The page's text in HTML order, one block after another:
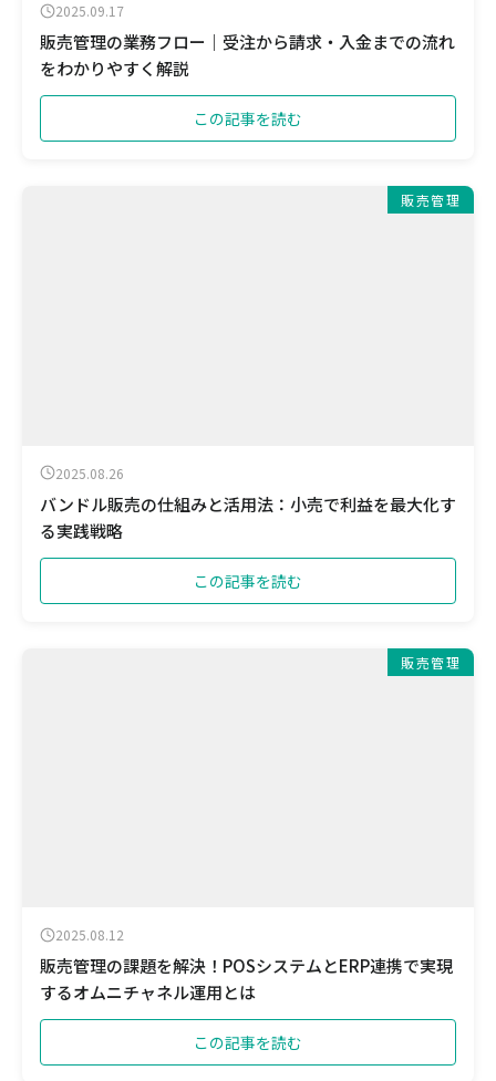
2025.09.17
販売管理の業務フロー｜受注から請求・入金までの流れ
をわかりやすく解説
この記事を読む
販売管理
2025.08.26
バンドル販売の仕組みと活用法：小売で利益を最大化す
る実践戦略
この記事を読む
販売管理
2025.08.12
販売管理の課題を解決！POSシステムとERP連携で実現
するオムニチャネル運用とは
この記事を読む